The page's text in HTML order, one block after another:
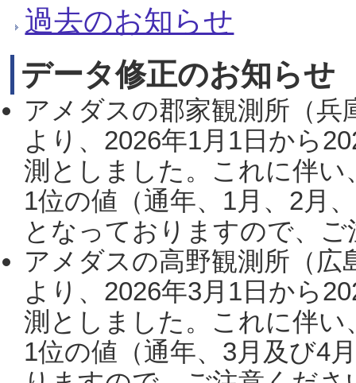
過去のお知らせ
データ修正のお知らせ
アメダスの郡家観測所（
より、2026年1月1日から
測としました。これに伴い
1位の値（通年、1月、2月
となっておりますので、
アメダスの高野観測所（
より、2026年3月1日から
測としました。これに伴い
1位の値（通年、3月及び4